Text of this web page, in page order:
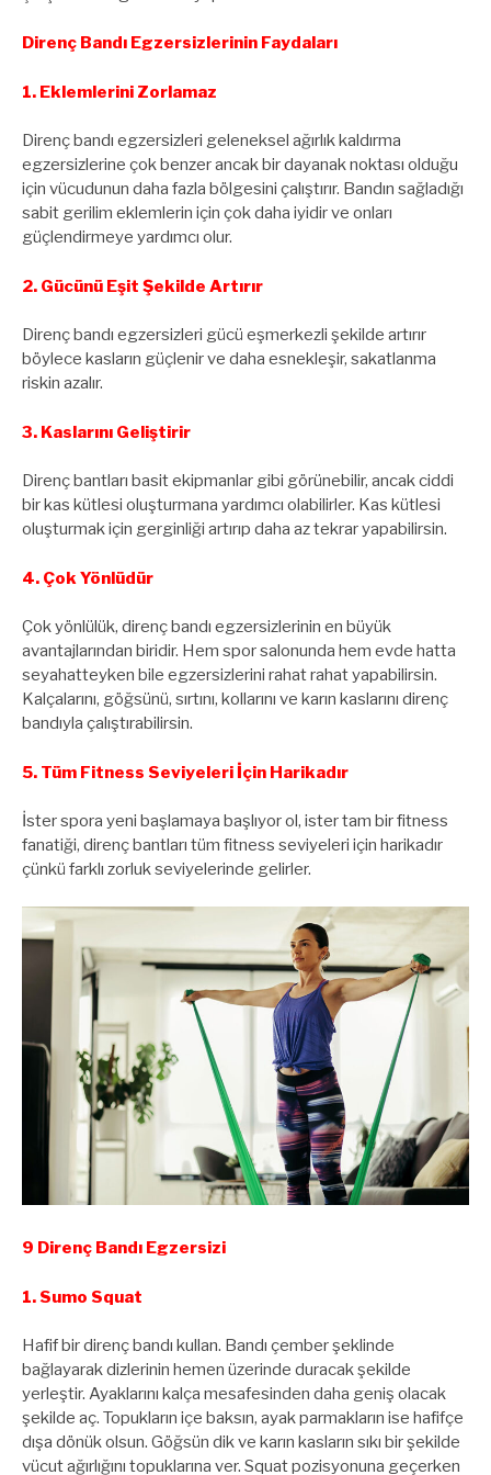
Direnç Bandı Egzersizlerinin Faydaları
1. Eklemlerini Zorlamaz
Direnç bandı egzersizleri geleneksel ağırlık kaldırma
egzersizlerine çok benzer ancak bir dayanak noktası olduğu
için vücudunun daha fazla bölgesini çalıştırır. Bandın sağladığı
sabit gerilim eklemlerin için çok daha iyidir ve onları
güçlendirmeye yardımcı olur.
2. Gücünü Eşit Şekilde Artırır
Direnç bandı egzersizleri gücü eşmerkezli şekilde artırır
böylece kasların güçlenir ve daha esnekleşir, sakatlanma
riskin azalır.
3. Kaslarını Geliştirir
Direnç bantları basit ekipmanlar gibi görünebilir, ancak ciddi
bir kas kütlesi oluşturmana yardımcı olabilirler. Kas kütlesi
oluşturmak için gerginliği artırıp daha az tekrar yapabilirsin.
4. Çok Yönlüdür
Çok yönlülük, direnç bandı egzersizlerinin en büyük
avantajlarından biridir. Hem spor salonunda hem evde hatta
seyahatteyken bile egzersizlerini rahat rahat yapabilirsin.
Kalçalarını, göğsünü, sırtını, kollarını ve karın kaslarını direnç
bandıyla çalıştırabilirsin.
5. Tüm Fitness Seviyeleri İçin Harikadır
İster spora yeni başlamaya başlıyor ol, ister tam bir fitness
fanatiği, direnç bantları tüm fitness seviyeleri için harikadır
çünkü farklı zorluk seviyelerinde gelirler.
9 Direnç Bandı Egzersizi
1. Sumo Squat
Hafif bir direnç bandı kullan. Bandı çember şeklinde
bağlayarak dizlerinin hemen üzerinde duracak şekilde
yerleştir. Ayaklarını kalça mesafesinden daha geniş olacak
şekilde aç. Topukların içe baksın, ayak parmakların ise hafifçe
dışa dönük olsun. Göğsün dik ve karın kasların sıkı bir şekilde
vücut ağırlığını topuklarına ver. Squat pozisyonuna geçerken